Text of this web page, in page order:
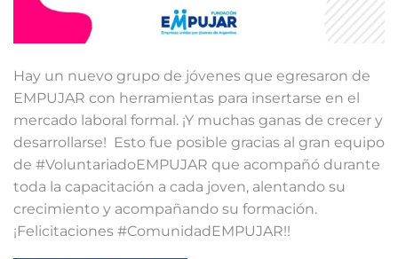
Hay un nuevo grupo de jóvenes que egresaron de
EMPUJAR con herramientas para insertarse en el
mercado laboral formal. ¡Y muchas ganas de crecer y
desarrollarse! ⁣⁣ Esto fue posible gracias al gran equipo
de #VoluntariadoEMPUJAR que acompañó durante
toda la capacitación a cada joven, alentando su
crecimiento y acompañando su formación.⁣ ⁣
¡Felicitaciones #ComunidadEMPUJAR!!⁣⁣